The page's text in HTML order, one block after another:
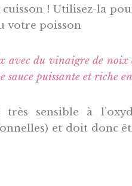
! Utilisez-la
votre poisson
avec du vinaigre de
sauce puissante et riche
très sensible à
et doit donc